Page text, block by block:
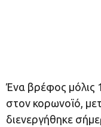
Ένα βρέφος μόλις
στον κορωνοϊό,
διενεργήθηκε